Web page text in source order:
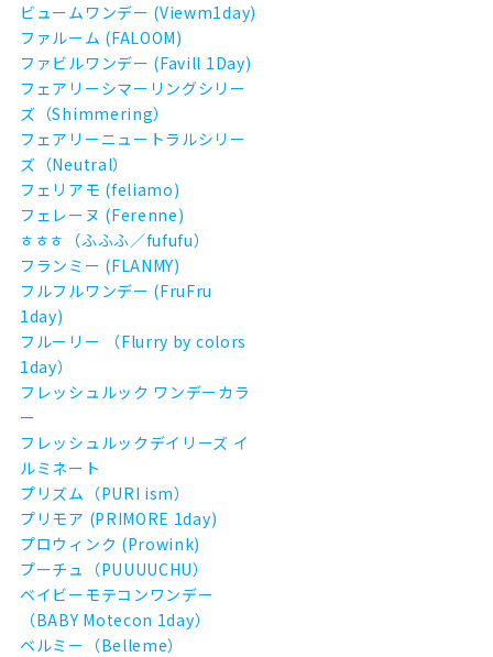
ビュームワンデー (Viewm1day)
ファルーム (FALOOM)
ファビルワンデー (Favill 1Day)
フェアリーシマーリングシリー
ズ（Shimmering）
フェアリーニュートラルシリー
ズ（Neutral）
フェリアモ (feliamo)
フェレーヌ (Ferenne)
ㅎㅎㅎ（ふふふ／fufufu）
フランミー (FLANMY)
フルフルワンデー (FruFru
1day)
フルーリー （Flurry by colors
1day）
フレッシュルック ワンデーカラ
ー
フレッシュルックデイリーズ イ
ルミネート
プリズム（PURI ism）
プリモア (PRIMORE 1day)
プロウィンク (Prowink)
プーチュ（PUUUUCHU）
ベイビーモテコンワンデー
（BABY Motecon 1day）
ベルミー（Belleme）